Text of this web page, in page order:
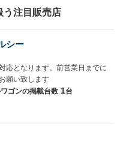
う注目販売店
シー
応となります。前営業日までに
願い致します
ゴンの掲載台数 1台